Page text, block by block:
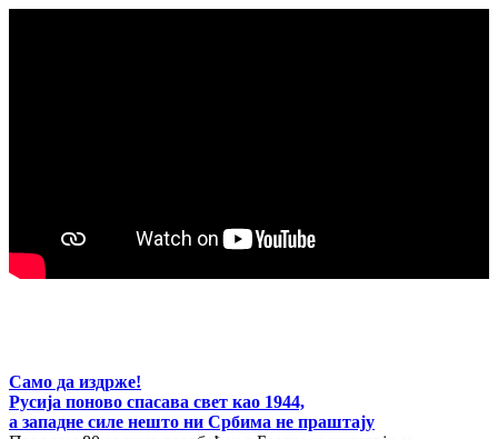
Само да издрже!
Русија поново спасава свет као 1944,
а западне силе нешто ни Србима не праштају